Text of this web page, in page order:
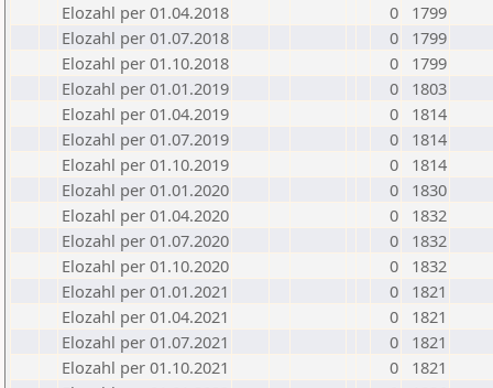
Elozahl per 01.04.2018
0
1799
Elozahl per 01.07.2018
0
1799
Elozahl per 01.10.2018
0
1799
Elozahl per 01.01.2019
0
1803
Elozahl per 01.04.2019
0
1814
Elozahl per 01.07.2019
0
1814
Elozahl per 01.10.2019
0
1814
Elozahl per 01.01.2020
0
1830
Elozahl per 01.04.2020
0
1832
Elozahl per 01.07.2020
0
1832
Elozahl per 01.10.2020
0
1832
Elozahl per 01.01.2021
0
1821
Elozahl per 01.04.2021
0
1821
Elozahl per 01.07.2021
0
1821
Elozahl per 01.10.2021
0
1821